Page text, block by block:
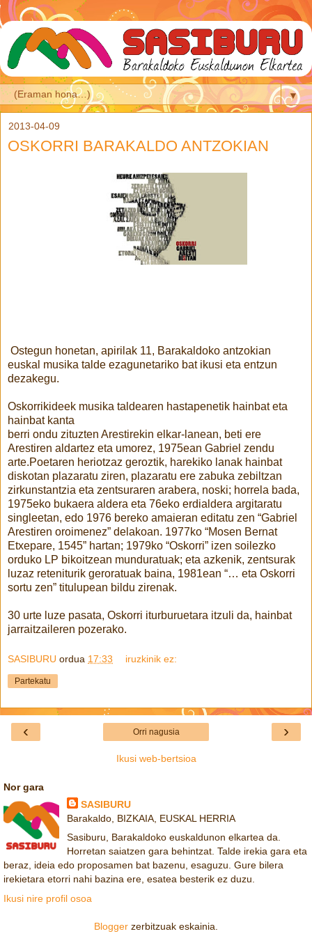
▼
2013-04-09
OSKORRI BARAKALDO ANTZOKIAN
Ostegun honetan, apirilak 11, Barakaldoko antzokian
euskal musika talde ezagunetariko bat ikusi eta entzun
dezakegu.
Oskorrikideek musika taldearen hastapenetik hainbat eta
hainbat kanta
berri ondu zituzten Arestirekin elkar-lanean, beti ere
Arestiren aldartez eta umorez, 1975ean Gabriel zendu
arte.Poetaren heriotzaz geroztik, harekiko lanak hainbat
diskotan plazaratu ziren, plazaratu ere zabuka zebiltzan
zirkunstantzia eta zentsuraren arabera, noski; horrela bada,
1975eko bukaera aldera eta 76eko erdialdera argitaratu
singleetan, edo 1976 bereko amaieran editatu zen “Gabriel
Arestiren oroimenez” delakoan. 1977ko “Mosen Bernat
Etxepare, 1545” hartan; 1979ko “Oskorri” izen soilezko
orduko LP bikoitzean munduratuak; eta azkenik, zentsurak
luzaz reteniturik geroratuak baina, 1981ean “… eta Oskorri
sortu zen” titulupean bildu zirenak.
30 urte luze pasata, Oskorri iturburuetara itzuli da, hainbat
jarraitzaileren pozerako.
SASIBURU ordua 17:33 iruzkinik ez:
Partekatu
‹ ›
Orri nagusia
Ikusi web-bertsioa
Nor gara
SASIBURU
Barakaldo, BIZKAIA, EUSKAL HERRIA
Sasiburu, Barakaldoko euskaldunon elkartea da.
Horretan saiatzen gara behintzat. Talde irekia gara eta
beraz, ideia edo proposamen bat bazenu, esaguzu. Gure bilera
irekietara etorri nahi bazina ere, esatea besterik ez duzu.
Ikusi nire profil osoa
Blogger zerbitzuak eskainia.